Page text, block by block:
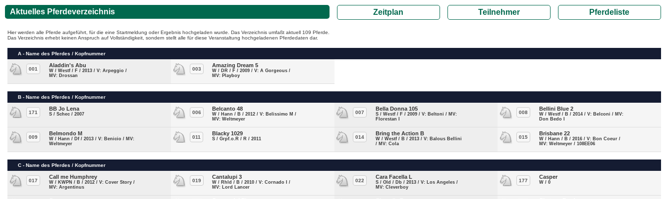
Aktuelles Pferdeverzeichnis Zeitplan Teilnehmer Pferdeliste
Hier werden alle Pferde aufgeführt, für die eine Startmeldung oder Ergebnis hochgeladen wurde. Das Verzeichnis umfaßt aktuell 109 Pferde.
Das Verzeichnis erhebt keinen Anspruch auf Vollständigkeit, sondern stellt alle für diese Veranstaltung hochgeladenen Pferdedaten dar.
A - Name des Pferdes / Kopfnummer
001
Aladdin's Abu
W / Westf / F / 2013 / V: Arpeggio /
MV: Drossan
003
Amazing Dream 5
W / DR / F / 2009 / V: A Gorgeous /
MV: Playboy
B - Name des Pferdes / Kopfnummer
171
BB Jo Lena
S / Schec / 2007 006
Belcanto 48
W / Hann / B / 2012 / V: Belissimo M /
MV: Weltmeyer
007
Bella Donna 105
S / Westf / F / 2009 / V: Beltoni / MV:
Florestan I
008
Bellini Blue 2
W / Westf / B / 2014 / V: Belconi / MV:
Don Bedo I
009
Belmondo M
W / Hann / Df / 2013 / V: Benicio / MV:
Weltmeyer
011
Blacky 1029
S / Grpf.o.R / R / 2011 014
Bring the Action B
W / Westf / B / 2013 / V: Balous Bellini
/ MV: Cola
015
Brisbane 22
W / Hann / B / 2016 / V: Bon Coeur /
MV: Weltmeyer / 108EE06
C - Name des Pferdes / Kopfnummer
017
Call me Humphrey
W / KWPN / B / 2012 / V: Cover Story /
MV: Argentinus
019
Cantalupi 3
W / Rhld / B / 2010 / V: Cornado I /
MV: Lord Lancer
022
Cara Facella L
S / Old / Db / 2013 / V: Los Angeles /
MV: Cleverboy
177
Casper
W / 0